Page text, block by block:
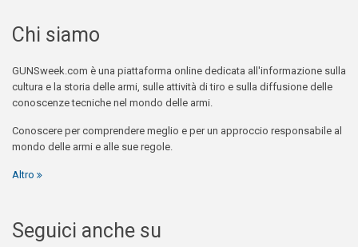
Chi siamo
GUNSweek.com è una piattaforma online dedicata all'informazione sulla
cultura e la storia delle armi, sulle attività di tiro e sulla diffusione delle
conoscenze tecniche nel mondo delle armi.
Conoscere per comprendere meglio e per un approccio responsabile al
mondo delle armi e alle sue regole.
Altro
Seguici anche su